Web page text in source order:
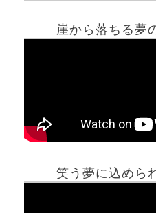
崖から落ちる夢
笑う夢に込めら